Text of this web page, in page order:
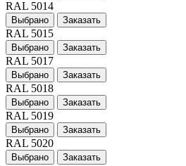
RAL 5014
Выбрано Заказать
RAL 5015
Выбрано Заказать
RAL 5017
Выбрано Заказать
RAL 5018
Выбрано Заказать
RAL 5019
Выбрано Заказать
RAL 5020
Выбрано Заказать